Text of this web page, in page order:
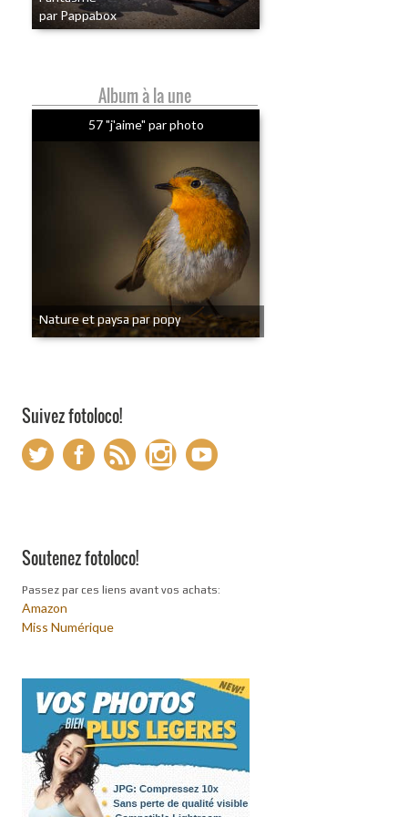
par Pappabox
Album à la une
57 "j'aime" par photo
Nature et paysa par popy
Suivez fotoloco!
Soutenez fotoloco!
Passez par ces liens avant vos achats:
Amazon
Miss Numérique